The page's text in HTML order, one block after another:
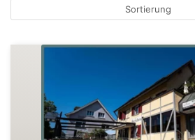
Sortierung